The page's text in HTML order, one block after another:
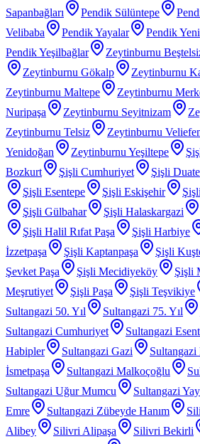
Sapanbağları
Pendik Sülüntepe
Velibaba
Pendik Yayalar Pendik Yeni
Pendik Yeşilbağlar
Zeytinburnu
Zeytinburnu Gökalp
Zeytinburnu
Zeytinburnu Maltepe
Zeytinburnu
Nuripaşa
Zeytinburnu Seyitnizam
Zeytinburnu Telsiz
Zeytinburnu
Yenidoğan
Zeytinburnu Yeşiltepe
Bozkurt
Şişli Cumhuriyet Şişli
Şişli Esentepe
Şişli Eskişehir
Şişli Gülbahar
Şişli Halaskargazi
Şişli Halil Rıfat Paşa
Şişli Harbiye
İzzetpaşa
Şişli Kaptanpaşa Şişli
Şevket Paşa
Şişli Mecidiyeköy Şişli
Meşrutiyet
Şişli Paşa Şişli Teşvikiye
Sultangazi 50. Yıl
Sultangazi 75. Yıl
Sultangazi Cumhuriyet
Sultangazi
Habipler
Sultangazi Gazi
İsmetpaşa
Sultangazi Malkoçoğlu
Sultangazi Uğur Mumcu
Sultangazi
Emre
Sultangazi Zübeyde Hanım
Alibey
Silivri Alipaşa Silivri Bekirli